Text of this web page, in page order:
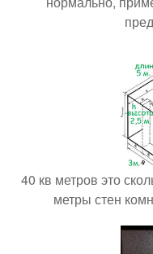
40 кв метров это
метры стен